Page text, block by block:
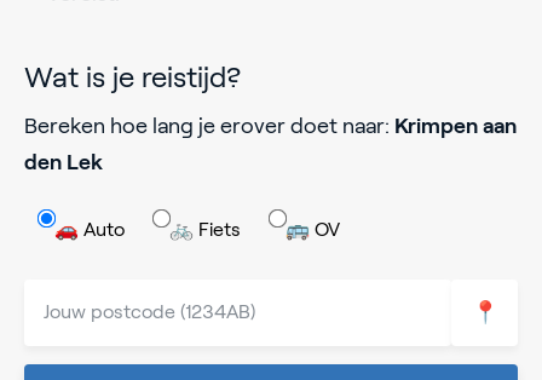
Wat is je reistijd?
Bereken hoe lang je erover doet naar: Krimpen aan
den Lek
🚗 Auto 🚲 Fiets 🚌 OV
📍